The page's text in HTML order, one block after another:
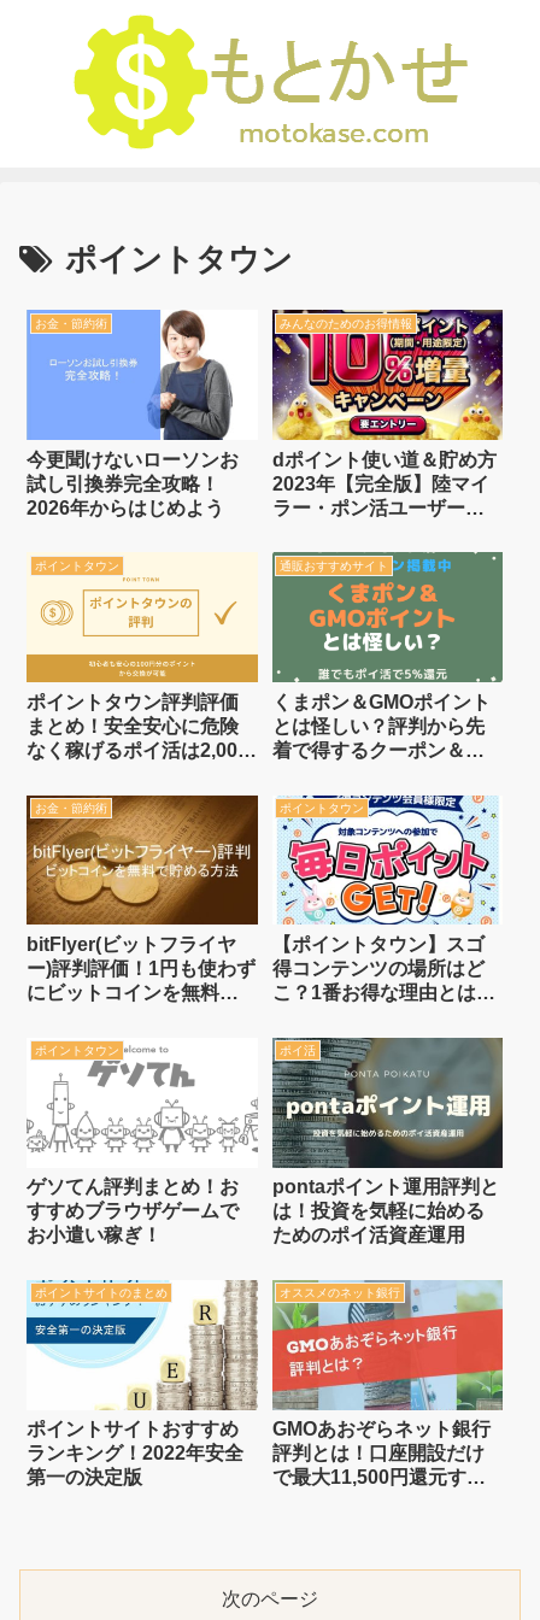
ポイントタウン
お金・節約術
今更聞けないローソンお
試し引換券完全攻略！
2026年からはじめよう
みんなのためのお得情報
dポイント使い道＆貯め方
2023年【完全版】陸マイ
ラー・ポン活ユーザーも
dポイント交換で15%増
量】
ポイントタウン
ポイントタウン評判評価
まとめ！安全安心に危険
なく稼げるポイ活は2,000
超タウン祭でお得】
通販おすすめサイト
くまポン＆GMOポイント
とは怪しい？評判から先
着で得するクーポン＆ポ
お金・節約術
bitFlyer(ビットフライヤ
ー)評判評価！1円も使わず
にビットコインを無料で
1,000円 or 12,500円
+1,000円貰う方法もあ
る】
ポイントタウン
【ポイントタウン】スゴ
得コンテンツの場所はど
こ？1番お得な理由とは
ポイントタウン
ゲソてん評判まとめ！お
すすめブラウザゲームで
お小遣い稼ぎ！
ポイ活
pontaポイント運用評判と
は！投資を気軽に始める
ためのポイ活資産運用
ポイントサイトのまとめ
ポイントサイトおすすめ
ランキング！2022年安全
第一の決定版
オススメのネット銀行
GMOあおぞらネット銀行
評判とは！口座開設だけ
で最大11,500円還元する
次のページ